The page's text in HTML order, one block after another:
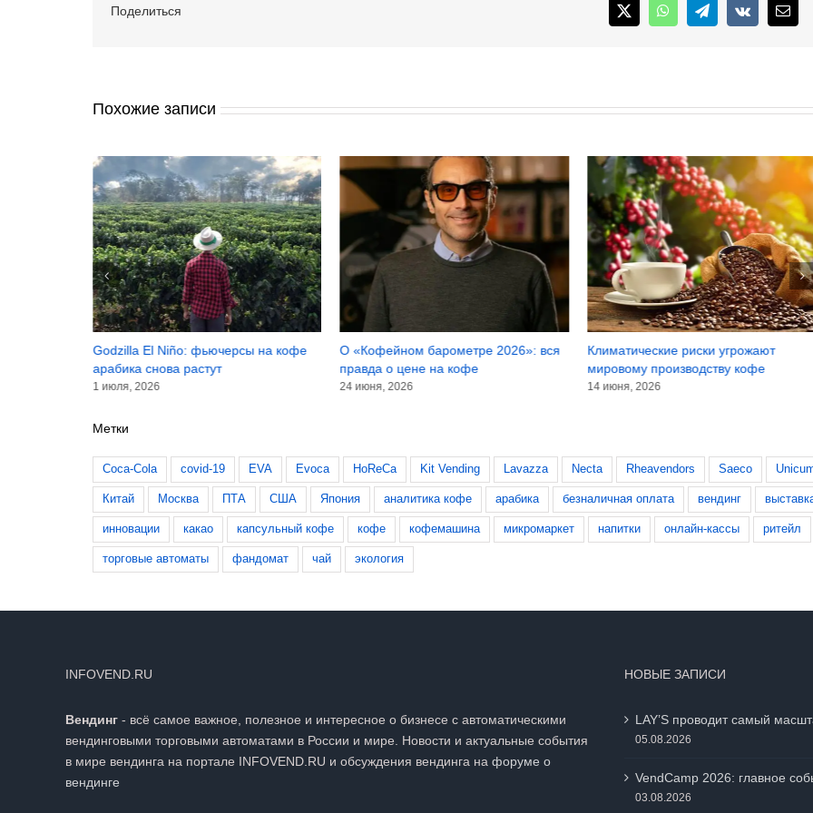
Поделиться X WhatsAppTelegram
Vk Email
Похожие записи
Godzilla El Niño: фьючерсы на кофе
арабика снова растут
1 июля, 2026
О «Кофейном барометре 2026»: вся
правда о цене на кофе
24 июня, 2026
Климатические риски угрожают
мировому производству кофе
14 июня, 2026
Метки
Coca-Cola covid-19 EVA Evoca HoReCa Kit Vending Lavazza Necta Rheavendors Saeco
Китай Москва ПТА США Япония аналитика кофе арабика безналичная оплата вендинг
инновации какао капсульный кофе кофе кофемашина микромаркет напитки онлайн-кассы ритейл
торговые автоматы фандомат чай экология
INFOVEND.RU
Вендинг - всё самое важное, полезное и интересное о бизнесе с автоматическими
вендинговыми торговыми автоматами в России и мире. Новости и актуальные события
в мире вендинга на портале INFOVEND.RU и обсуждения вендинга на форуме о
вендинге
НОВЫЕ ЗАПИСИ
LAY’S проводит самый
05.08.2026
VendCamp 2026: главное
03.08.2026